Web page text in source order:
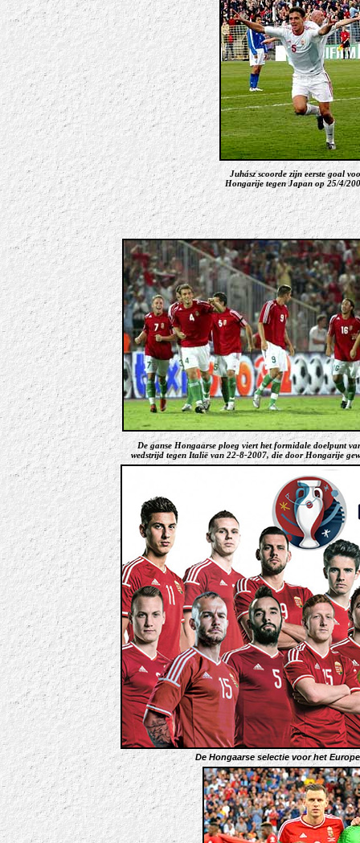
Juhász scoorde zijn eerste goal
Hongarije tegen Japan op 25/4/
De ganse Hongaarse ploeg viert het formidale doelpunt
wedstrijd tegen Italië van 22-8-2007, die door Hongarije
De Hongaarse selectie voor het